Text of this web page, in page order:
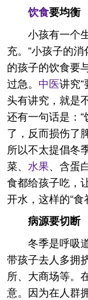
饮食要均衡
小孩有一个
充。“小孩子的
的孩子的饮食要
过急。 中医讲究“
头有讲究，就是
还有一句话是：
了，反而损伤了
所以不太提倡冬
菜、 水果、含蛋
食都给孩子吃，
开水，这样的“食
病源要切断
冬季是呼吸
带孩子去人多拥
所、大商场等。
意。因为在人群